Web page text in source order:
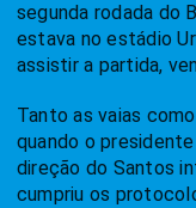
segunda rodada do
estava no estádio
assistir a partida,
Tanto as vaias
quando o
direção do Santos
cumpriu os